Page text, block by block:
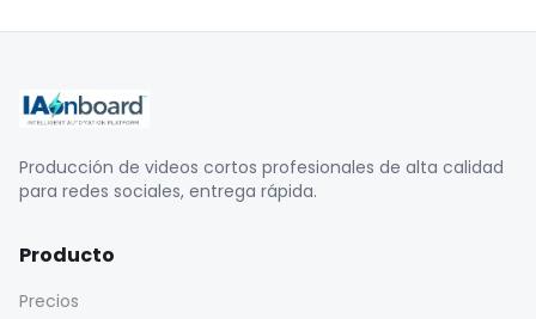
Producción de videos cortos profesionales de alta calidad
para redes sociales, entrega rápida.
Producto
Precios